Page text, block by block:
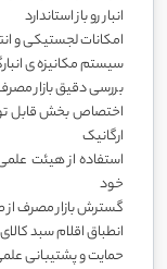
انبار رو باز استاندارد
امکانات لجستیکی و
سیستم مکانیزه ی
بررسی دقیق بازار
اختصاص بخش قابل
ارگانیک
استفاده از هیئت
خود
گسترش بازار مصرف
انطباق اقلام سبد
حمایت و پشتیبانی